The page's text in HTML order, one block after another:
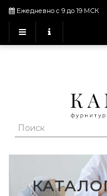
Ежедневно с 9 до 19 МСК